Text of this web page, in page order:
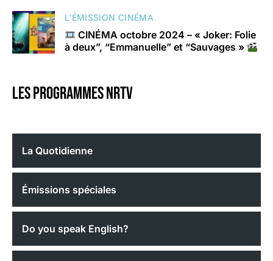
L'ÉMISSION CINÉMA
CINÉMA octobre 2024 – « Joker: Folie
à deux”, “Emmanuelle” et “Sauvages »
Les programmes nrtv
La Quotidienne
Émissions spéciales
Do you speak English?